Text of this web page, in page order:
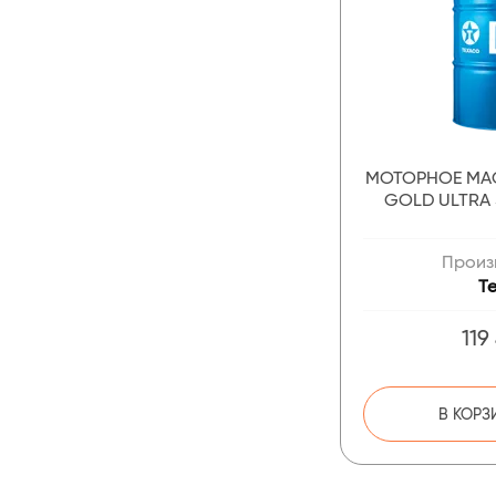
МОТОРНОЕ
GOLD
В